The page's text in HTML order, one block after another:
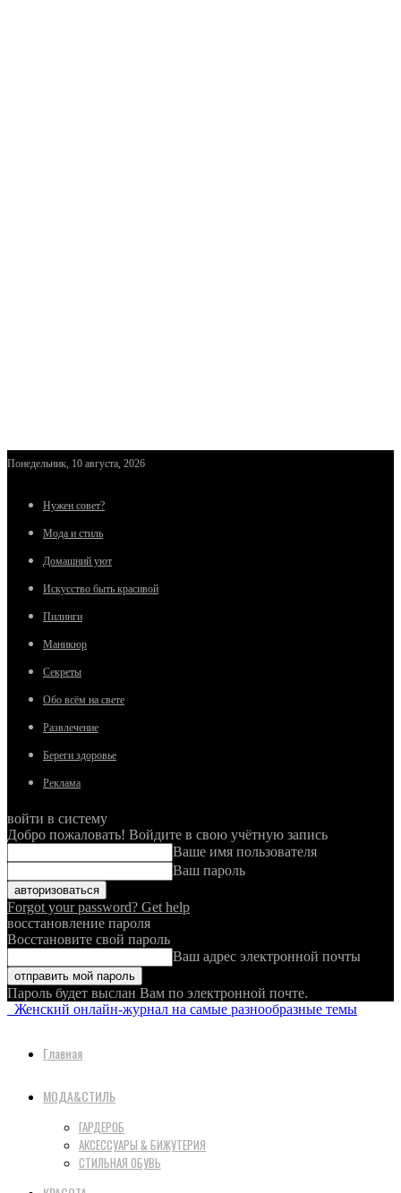
Понедельник, 10 августа, 2026
Нужен совет?
Мода и стиль
Домашний уют
Искусство быть красивой
Пилинги
Маникюр
Секреты
Обо всём на свете
Развлечение
Береги здоровье
Реклама
войти в систему
Добро пожаловать! Войдите в свою учётную запись
Ваше имя пользователя
Ваш пароль
Forgot your password? Get help
восстановление пароля
Восстановите свой пароль
Ваш адрес электронной почты
Пароль будет выслан Вам по электронной почте.
Женский онлайн-журнал на самые разнообразные темы
Главная
МОДА&СТИЛЬ
ГАРДЕРОБ
АКСЕССУАРЫ & БИЖУТЕРИЯ
СТИЛЬНАЯ ОБУВЬ